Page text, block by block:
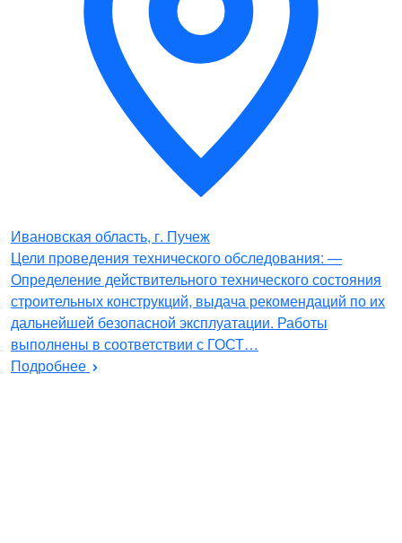
Ивановская область, г. Пучеж
Цели проведения технического обследования: —
Определение действительного технического состояния
строительных конструкций, выдача рекомендаций по их
дальнейшей безопасной эксплуатации. Работы
выполнены в соответствии с ГОСТ…
Подробнее